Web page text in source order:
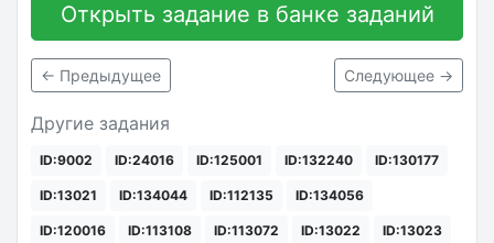
Открыть задание в банке заданий
← Предыдущее Следующее →
Другие задания
ID:9002 ID:24016 ID:125001 ID:132240 ID:130177
ID:13021 ID:134044 ID:112135 ID:134056
ID:120016 ID:113108 ID:113072 ID:13022 ID:13023